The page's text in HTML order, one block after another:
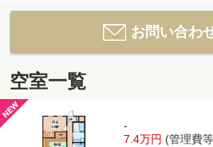
お問い合わ
空室一覧
-
7.4万円 (管理費